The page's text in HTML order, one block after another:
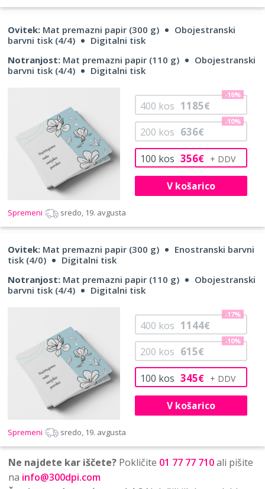
Ovitek: Mat premazni papir (300 g)
Obojestranski
barvni tisk (4/4)
Digitalni tisk
Notranjost: Mat premazni papir (110 g)
Obojestranski
barvni tisk (4/4)
Digitalni tisk
100 kos 356€
200 kos 636€
-10%
400 kos 1185€
-16%
V košarico
Spremeni sredo, 19. avgusta
Ovitek: Mat premazni papir (300 g)
Enostranski barvni
tisk (4/0)
Digitalni tisk
Notranjost: Mat premazni papir (110 g)
Obojestranski
barvni tisk (4/4)
Digitalni tisk
100 kos 345€
200 kos 615€
-10%
400 kos 1144€
-17%
V košarico
Spremeni sredo, 19. avgusta
Ne najdete kar iščete? Pokličite 01 77 77 710ali pišite
na info@300dpi.com